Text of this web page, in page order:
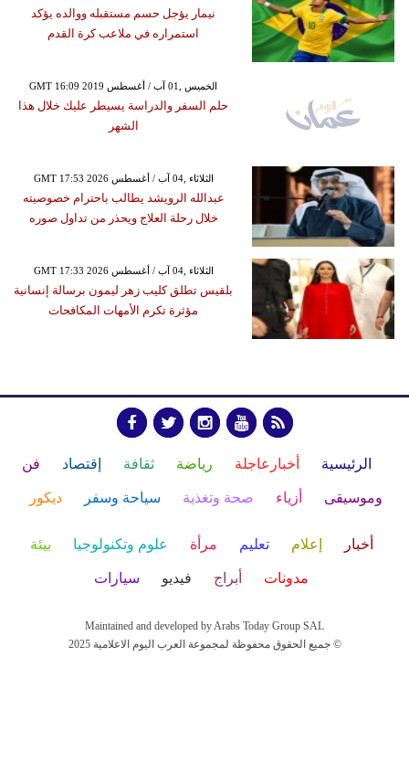
نيمار يؤجل حسم مستقبله ووالده يؤكد
استمراره في ملاعب كرة القدم
GMT 16:09 2019 الخميس ,01 آب / أغسطس
حلم السفر والدراسة يسيطر عليك خلال هذا
الشهر
GMT 17:53 2026 الثلاثاء ,04 آب / أغسطس
عبدالله الرويشد يطالب باحترام خصوصيته
خلال رحلة العلاج ويحذر من تداول صوره
GMT 17:33 2026 الثلاثاء ,04 آب / أغسطس
بلقيس تطلق كليب زهر ليمون برسالة إنسانية
مؤثرة تكرم الأمهات المكافحات
الرئيسية أخبارعاجلة رياضة ثقافة إقتصاد فن
وموسيقى أزياء صحة وتغذية سياحة وسفر ديكور
أخبار إعلام تعليم مرأة علوم وتكنولوجيا بيئة
مدونات أبراج فيديو سيارات
Maintained and developed by Arabs Today Group SAL
جميع الحقوق محفوظة لمجموعة العرب اليوم الاعلامية 2025 ©